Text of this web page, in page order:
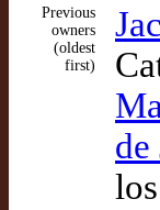
Previous
owners
(oldest
first)